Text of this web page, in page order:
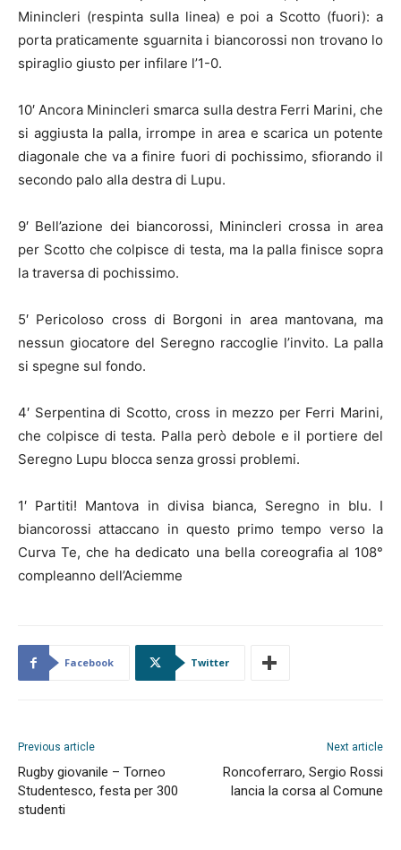
Minincleri (respinta sulla linea) e poi a Scotto (fuori): a
porta praticamente sguarnita i biancorossi non trovano lo
spiraglio giusto per infilare l’1-0.
10′ Ancora Minincleri smarca sulla destra Ferri Marini, che
si aggiusta la palla, irrompe in area e scarica un potente
diagonale che va a finire fuori di pochissimo, sfiorando il
secondo palo alla destra di Lupu.
9′ Bell’azione dei biancorossi, Minincleri crossa in area
per Scotto che colpisce di testa, ma la palla finisce sopra
la traversa di pochissimo.
5′ Pericoloso cross di Borgoni in area mantovana, ma
nessun giocatore del Seregno raccoglie l’invito. La palla
si spegne sul fondo.
4′ Serpentina di Scotto, cross in mezzo per Ferri Marini,
che colpisce di testa. Palla però debole e il portiere del
Seregno Lupu blocca senza grossi problemi.
1′ Partiti! Mantova in divisa bianca, Seregno in blu. I
biancorossi attaccano in questo primo tempo verso la
Curva Te, che ha dedicato una bella coreografia al 108°
compleanno dell’Aciemme
Facebook Twitter
Previous article
Rugby giovanile – Torneo
Studentesco, festa per 300
studenti
Next article
Roncoferraro, Sergio Rossi
lancia la corsa al Comune